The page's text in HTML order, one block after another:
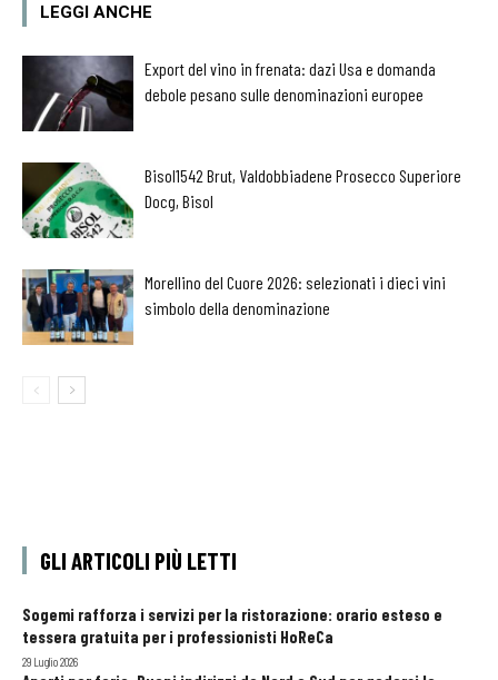
LEGGI ANCHE
Export del vino in frenata: dazi Usa e domanda
debole pesano sulle denominazioni europee
Bisol1542 Brut, Valdobbiadene Prosecco Superiore
Docg, Bisol
Morellino del Cuore 2026: selezionati i dieci vini
simbolo della denominazione
GLI ARTICOLI PIÙ LETTI
Sogemi rafforza i servizi per la ristorazione: orario esteso e
tessera gratuita per i professionisti HoReCa
29 Luglio 2026